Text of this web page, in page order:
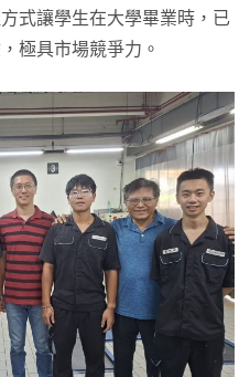
式讓學生在大學畢業時，已
極具市場競爭力。